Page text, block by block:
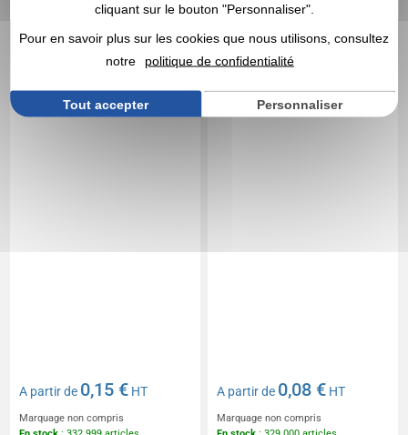
Réf. 01449V0100020
Mini crayon à papier
promotionnel rond
A partir de 0,15 € HT
Marquage non compris
Réf. 00053V0016749
Crayon Charpentier
A partir de 0,08 € HT
Marquage non compris
cliquant sur le bouton "Personnaliser".
Pour en savoir plus sur les cookies que nous utilisons, consultez
notre
politique de confidentialité
Tout accepter Personnaliser